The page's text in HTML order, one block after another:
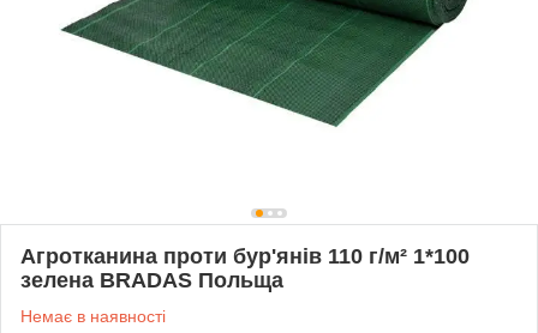
Агротканина проти бур'янів 110 г/м² 1*100
зелена BRADAS Польща
Немає в наявності